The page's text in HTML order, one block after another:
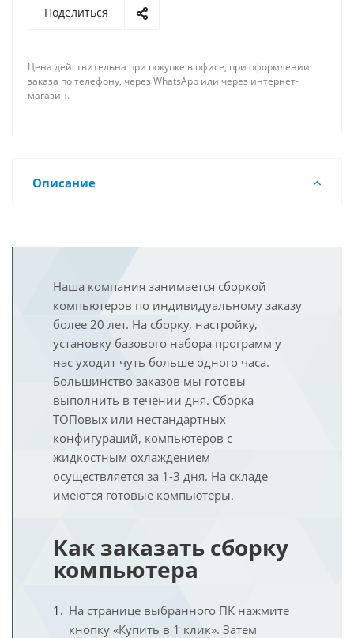
Поделиться
Цена действительна при покупке в офисе, при оформлении
заказа по телефону, через WhatsApp или через интернет-
магазин.
Описание
Наша компания занимается сборкой
компьютеров по индивидуальному заказу
более 20 лет. На сборку, настройку,
установку базового набора программ у
нас уходит чуть больше одного часа.
Большинство заказов мы готовы
выполнить в течении дня. Сборка
ТОПовых или нестандартных
конфигураций, компьютеров с
жидкостным охлаждением
осуществляется за 1-3 дня. На складе
имеются готовые компьютеры.
Как заказать сборку
компьютера
На странице выбранного ПК нажмите
кнопку «Купить в 1 клик». Затем